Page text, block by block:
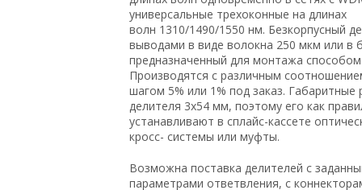
универсальные трехоконные на длинах
волн 1310/1490/1550 нм. Безкорпусный
выводами в виде волокна 250 мкм или в
предназначенный для монтажа способом
Производятся с различным
шагом 5% или 1% под заказ. Габаритные
делителя 3х54 мм, поэтому его как
устанавливают в сплайс-кассете
кросс- системы или муфты.
Возможна поставка делителей с
параметрами ответвления, с